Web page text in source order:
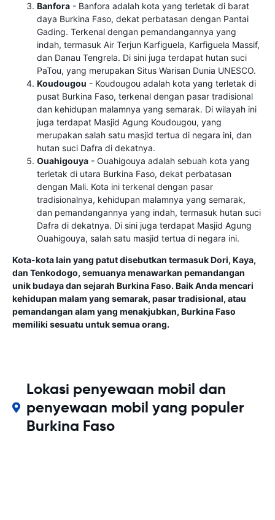
Banfora - Banfora adalah kota yang terletak di barat
daya Burkina Faso, dekat perbatasan dengan Pantai
Gading. Terkenal dengan pemandangannya yang
indah, termasuk Air Terjun Karfiguela, Karfiguela Massif,
dan Danau Tengrela. Di sini juga terdapat hutan suci
PaTou, yang merupakan Situs Warisan Dunia UNESCO.
Koudougou - Koudougou adalah kota yang terletak di
pusat Burkina Faso, terkenal dengan pasar tradisional
dan kehidupan malamnya yang semarak. Di wilayah ini
juga terdapat Masjid Agung Koudougou, yang
merupakan salah satu masjid tertua di negara ini, dan
hutan suci Dafra di dekatnya.
Ouahigouya - Ouahigouya adalah sebuah kota yang
terletak di utara Burkina Faso, dekat perbatasan
dengan Mali. Kota ini terkenal dengan pasar
tradisionalnya, kehidupan malamnya yang semarak,
dan pemandangannya yang indah, termasuk hutan suci
Dafra di dekatnya. Di sini juga terdapat Masjid Agung
Ouahigouya, salah satu masjid tertua di negara ini.
Kota-kota lain yang patut disebutkan termasuk Dori, Kaya,
dan Tenkodogo, semuanya menawarkan pemandangan
unik budaya dan sejarah Burkina Faso. Baik Anda mencari
kehidupan malam yang semarak, pasar tradisional, atau
pemandangan alam yang menakjubkan, Burkina Faso
memiliki sesuatu untuk semua orang.
Lokasi penyewaan mobil dan
penyewaan mobil yang populer
Burkina Faso